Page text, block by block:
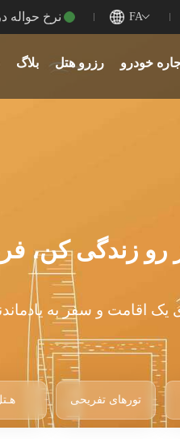
FA نرخ حواله درهم
خودرو رزرو هتل بلاگ
رو زندگی کن،
اقامت و سفر به
تورهای تفریحی